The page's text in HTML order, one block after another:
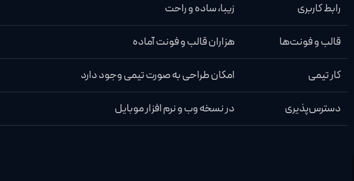
رابط کاربری زیبا، ساده و راحت
قالب‌ و فونت‌ها هزاران قالب و فونت آماده
کار تیمی امکان طراحی به صورت تیمی وجود دارد
دسترس‌پذیری در نسخه وب و نرم افزار موبایل